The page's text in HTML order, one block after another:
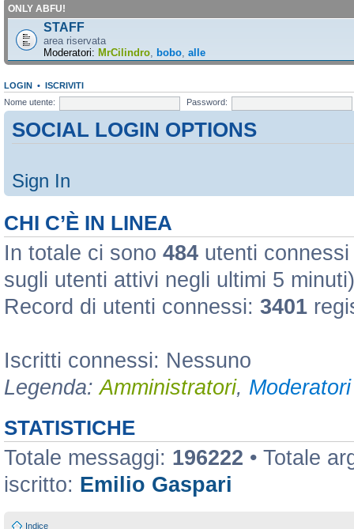
ONLY ABFU!
STAFF
area riservata
Moderatori: MrCilindro bobo alle
LOGIN • ISCRIVITI
Nome utente:
Password:
SOCIAL LOGIN OPTIONS
Sign In
CHI C’È IN LINEA
In totale ci sono 484 utenti
sugli utenti attivi negli ultimi 5 minuti)
Record di utenti connessi: 3401
Iscritti connessi: Nessuno
Legenda:Amministratori,
STATISTICHE
Totale messaggi: 196222 • Totale
iscritto: Emilio Gaspari
Indice